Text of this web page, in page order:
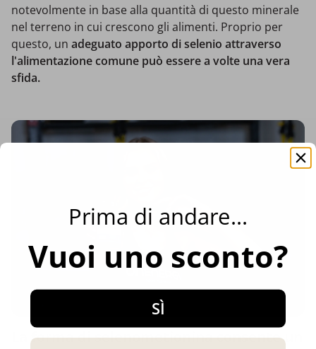
notevolmente in base alla quantità di questo minerale
nel terreno in cui crescono gli alimenti. Proprio per
questo, un adeguato apporto di selenio attraverso
l'alimentazione comune può essere a volte una vera
sfida.
La forma di selenometionina consente un
Prima di andare...
Vuoi uno sconto?
SÌ